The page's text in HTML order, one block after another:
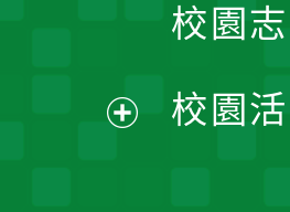
單
校園
校園